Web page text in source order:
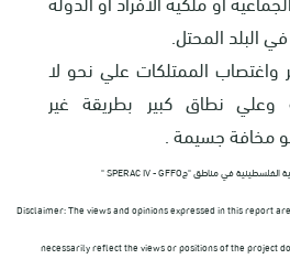
البلد المحتل.
تدمير واغتصاب الممتلكات علي نحو لا
وعلي نطاق كبير بطريقة غير
مخافة جسيمة.
الفلسطينية في مناطق "ج" SPERAC IV - GFFO
Disclaimer: The views and opinions expressed in this report
necessarily reflect the views or positions of the project